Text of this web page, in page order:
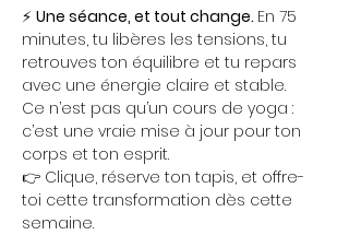
⚡ Une séance, et tout change. En 75
minutes, tu libères les tensions, tu
retrouves ton équilibre et tu repars
avec une énergie claire et stable.
Ce n’est pas qu’un cours de yoga :
c’est une vraie mise à jour pour ton
corps et ton esprit.
👉 Clique, réserve ton tapis, et offre-
toi cette transformation dès cette
semaine.